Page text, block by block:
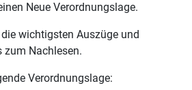
Neue Verordnungslage.
wichtigsten Auszüge und
zum Nachlesen.
Verordnungslage: